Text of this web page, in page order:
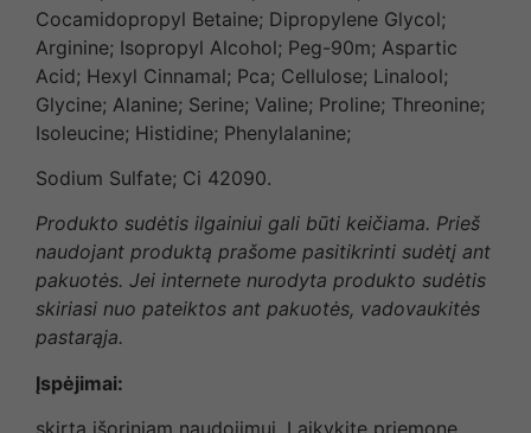
Cocamidopropyl Betaine; Dipropylene Glycol;
Arginine; Isopropyl Alcohol; Peg-90m; Aspartic
Acid; Hexyl Cinnamal; Pca; Cellulose; Linalool;
Glycine; Alanine; Serine; Valine; Proline; Threonine;
Isoleucine; Histidine; Phenylalanine;
Sodium Sulfate; Ci 42090.
Produkto sudėtis ilgainiui gali būti keičiama. Prieš
naudojant produktą prašome pasitikrinti sudėtį ant
pakuotės. Jei internete nurodyta produkto sudėtis
skiriasi nuo pateiktos ant pakuotės, vadovaukitės
pastarąja.
Įspėjimai: